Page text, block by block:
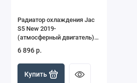
Радиатор охлаждения Jac
S5 New 2019-
(атмосферный двигатель)
6 896 р.
Купить